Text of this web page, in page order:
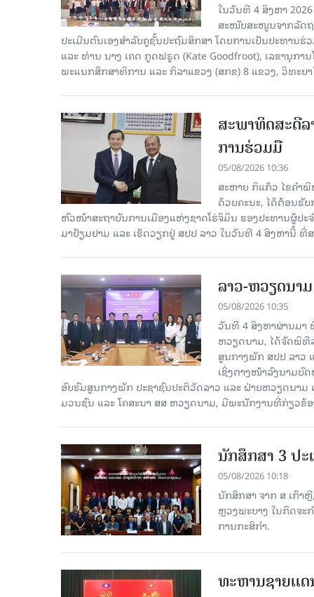
ໃນວັນທີ 4 ສິງຫາ
ສະໜັບສະໜູນຈາກລັດຖ
ປະເມີນຕົນເອງສຳລັບຄູຊັ້ນປະຖົມສຶກສາ ໂດຍການເປັນປະທາ
ແລະ ທ່ານ ນາງ ເຄດ ກູດຟຣູດ (Kate Goodfroot), ເລຂານຸ
ພະແນກສຶກສາທິການ ແລະ ກິລາແຂວງ (ສກຂ) 8 ແຂວງ, ວິທະ
ສະພາທິດສະດີ
ການຮ່ວມມື
05/08/2026 10:36
ສະຫາຍ ກິແກ້ວ ໄຂຄໍາ
ດ້ວຍຄະນະ, ໄດ້ຕ້ອນຮັ
ຫົວໜ້າສະຖາບັນການເມືອງແຫ່ງຊາດໂຮ່ຈິມິນ ຮອງປະທານຜູ້
ມາຢ້ຽມຢາມ ແລະ ເຮັດວຽກຢູ່ ສປປ ລາວ ໃນວັນທີ 4 ສິງຫານີ້
ລາວ-ຫວຽດ​ນາ
05/08/2026 10:35
ວັນທີ 4 ສິງຫາຜ່ານ​ມາ
ຫວຽດນາມ, ໄດ້ຈັດພິທີ
ສູນກາງພັກ ສປປ ລາວ
ເຊິ່ງຕາງໜ້າລົງນາມບົ
ອົບຮົມສູນກາງພັກ ປະຊາຊົນປະຕິວັດລາວ ແລະ ຝ່າຍຫວຽດນາ
ມວນຊົນ ແລະ ໂຄສະນາ ສສ ຫວຽດນາມ, ມີ​ພະ​ນັກ​ງານ​ທີ່ກ່ຽວຂ້ອ
ນັກສຶກສາ 3 ປ
05/08/2026 10:18
ນັກສຶກສາ ຈາກ ສ ເກົາ
ຫຼວງພະບາງ ໃນກິດຈະ
ການກະສິກຳ.
ທະຫານຊາຍເ